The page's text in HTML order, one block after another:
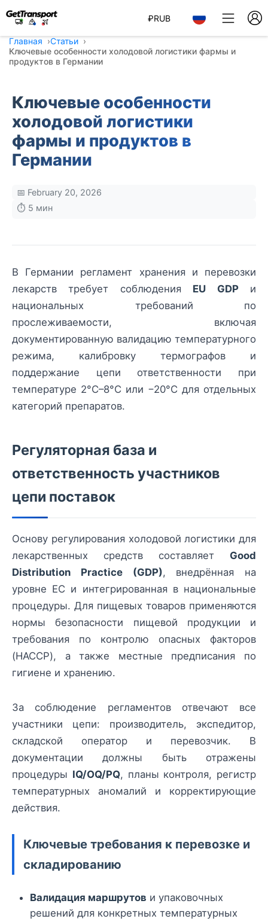
₽RUB
Главная
Статьи
Ключевые особенности холодовой логистики фармы и
продуктов в Германии
Ключевые особенности
холодовой логистики
фармы и продуктов в
Германии
📅 February 20, 2026
⏱️ 5 мин
В Германии регламент хранения и перевозки
лекарств требует соблюдения EU GDPи
национальных требований по
прослеживаемости, включая
документированную валидацию температурного
режима, калибровку термографов и
поддержание цепи ответственности при
температуре 2°C–8°C или −20°C для отдельных
категорий препаратов.
Регуляторная база и
ответственность участников
цепи поставок
Основу регулирования холодовой логистики для
лекарственных средств составляет Good
Distribution Practice (GDP), внедрённая на
уровне ЕС и интегрированная в национальные
процедуры. Для пищевых товаров применяются
нормы безопасности пищевой продукции и
требования по контролю опасных факторов
(HACCP), а также местные предписания по
гигиене и хранению.
За соблюдение регламентов отвечают все
участники цепи: производитель, экспедитор,
складской оператор и перевозчик. В
документации должны быть отражены
процедуры IQ/OQ/PQ, планы контроля, регистр
температурных аномалий и корректирующие
действия.
Ключевые требования к перевозке и
складированию
Валидация маршрутов и упаковочных
решений для конкретных температурных